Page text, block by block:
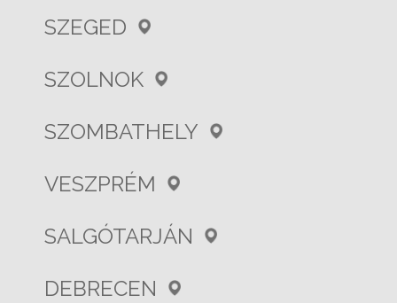
SZEGED
SZOLNOK
SZOMBATHELY
VESZPRÉM
SALGÓTARJÁN
DEBRECEN